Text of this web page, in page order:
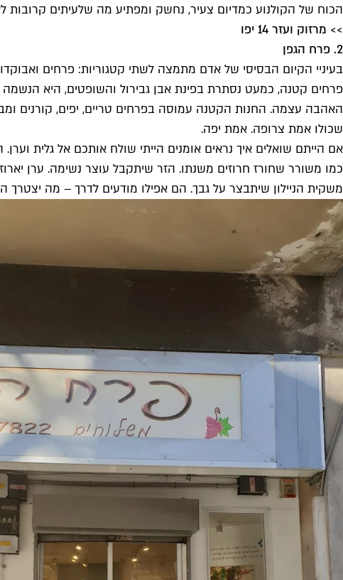
הכוח של הקולנוע כמדיום צעיר, נחשק ומפתיע מה שלעיתים
>> מרזוק ועזר 14 יפו
2. פרח הגפן
בעיניי הקיום הבסיסי של אדם מתמצה לשתי קטגוריות: פרחים
פרחים קטנה, כמעט נסתרת בפינת אבן גבירול והשופטים, היא
האהבה עצמה. החנות הקטנה עמוסה בפרחים טריים, יפים, קורנים
שכולו אמת צרופה. אמת יפה.
אם הייתם שואלים איך נראים אומנים הייתי שולח אותכם אל גלית
כמו משורר שחורז חרוזים משנתו. הזר שיתקבל עוצר נשימה. ערן
משקית הניילון שיתבצר על גבך. הם אפילו מודעים לדרך – מה